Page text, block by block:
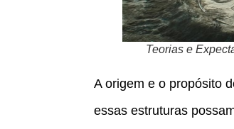
Teorias e
A origem e o propósito
essas estruturas